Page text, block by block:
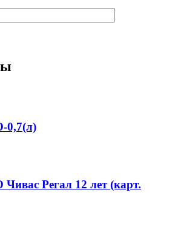
0,7(л)
Чивас Регал 12 лет (карт.